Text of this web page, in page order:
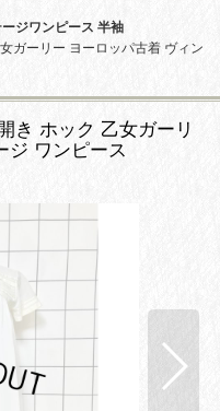
ジワンピース 半袖
ガーリー ヨーロッパ古着 ヴィン
き ホック 乙女ガーリ
ジ ワンピース